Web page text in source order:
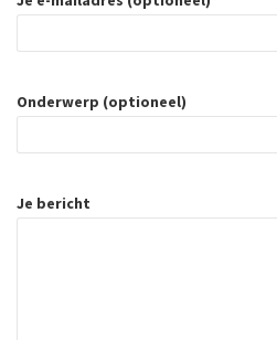
Onderwerp (optioneel)
Je bericht